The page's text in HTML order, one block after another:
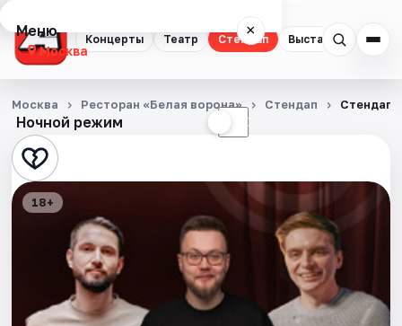
Концерты Театр Стендап Выставки
Меню ×
Москва
Концерты
Театр
Стендап
Выставки
Квесты
Экскурсии
Ночной режим ☾
Москва Ресторан «Белая ворона» Стендап Стендап-
18+